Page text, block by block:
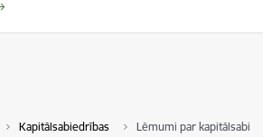
Kapitālsabiedrības Lēmumi par